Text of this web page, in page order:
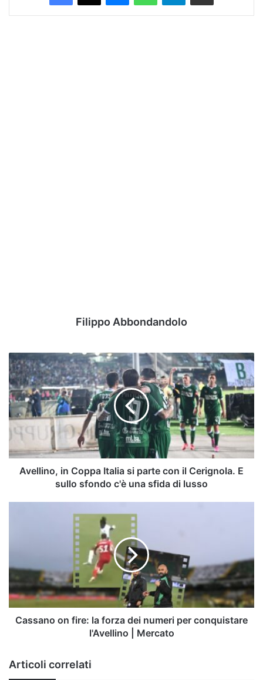
Filippo Abbondandolo
Avellino,
in
Coppa
Italia
si
parte
con
il
Cerignola.
Avellino, in Coppa Italia si parte con il Cerignola. E
sullo sfondo c'è una sfida di lusso
dei
numeri
per
conquistare
l'Avellino
Cassano on fire: la forza dei numeri per conquistare
l'Avellino | Mercato
Articoli correlati